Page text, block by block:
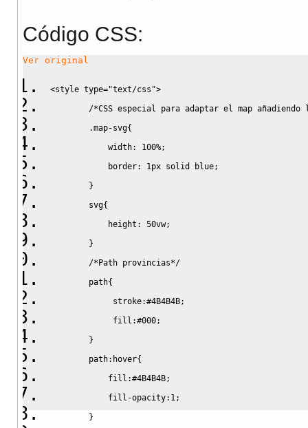
Código CSS:
Ver original
<style type="text/css">
/*CSS especial para adaptar el map
.map-svg{
width: 100%;
border: 1px solid blue;
}
svg{
height : 50vw;
}
/*Path provincias*/
path{
stroke:#4B4B4B;
fill :#000;
}
path:hover{
fill :#4B4B4B;
fill-opacity: 1 ;
}